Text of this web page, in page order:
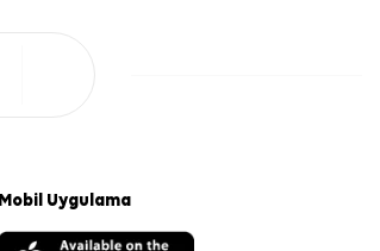
Mobil Uygulama